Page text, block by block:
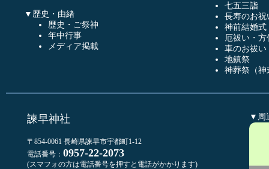
▼歴史・由緒
歴史・ご祭神
年中行事
メディア掲載
七五三詣
長寿のお祝
神前結婚式
厄祓い・方
車のお祓い
地鎮祭
神葬祭（神
諫早神社
〒854-0061 長崎県諫早市宇都町1-12
電話番号： 0957-22-2073
(スマフォの方は電話番号を押すと電話がかかります)
▼周